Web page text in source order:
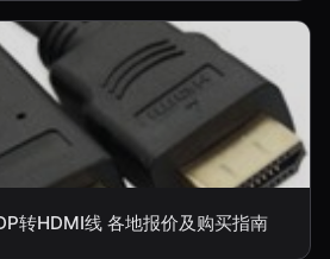
转HDMI线 各地报价及购买指南